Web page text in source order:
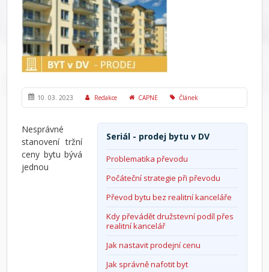
10. 03. 2023 Redakce CAPNE Článek
Seriál - prodej bytu v DV
Problematika převodu
Počáteční strategie při převodu
Převod bytu bez realitní kanceláře
Kdy převádět družstevní podíl přes
realitní kancelář
Jak nastavit prodejní cenu
Jak správně nafotit byt
Nesprávné
stanovení tržní
ceny bytu bývá
jednou